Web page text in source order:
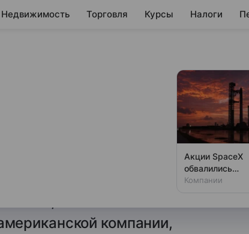
Недвижимость Торговля Курсы Налоги
компании,
Акции SpaceX
обвалились
одновременно
Компании